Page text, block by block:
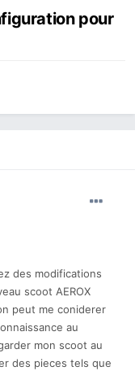
pour
des modifications
scoot AEROX
peut me coniderer
au
mon scoot au
des pieces tels que